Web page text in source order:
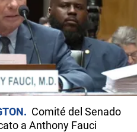
Comité del Senado
a Anthony Fauci